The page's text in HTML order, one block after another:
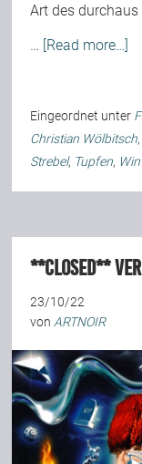
Kontakt
Join Us
Kalender
Playlisten
Art des
… [Read more…]
Eingeordnet unter
Christian Wölbitsch,
Strebel, Tupfen,
**closed**
23/10/22
von ARTNOIR